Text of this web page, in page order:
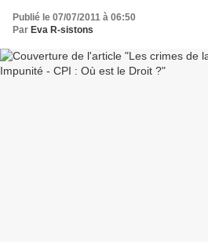
Publié le 07/07/2011 à 06:50
Par Eva R-sistons